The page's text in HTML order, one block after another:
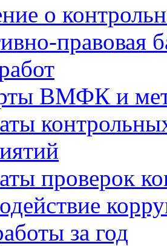
о
правовая
ВМФК и
проверок
за год